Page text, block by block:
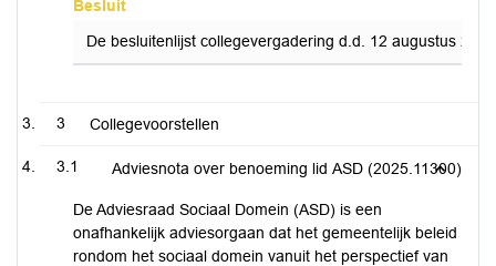
Besluit
De besluitenlijst collegevergadering d.d. 12 augustus
3 Collegevoorstellen
3.1 Adviesnota over benoeming lid ASD (2025.11300)
De Adviesraad Sociaal Domein (ASD) is een
onafhankelijk adviesorgaan dat het gemeentelijk beleid
rondom het sociaal domein vanuit het perspectief van